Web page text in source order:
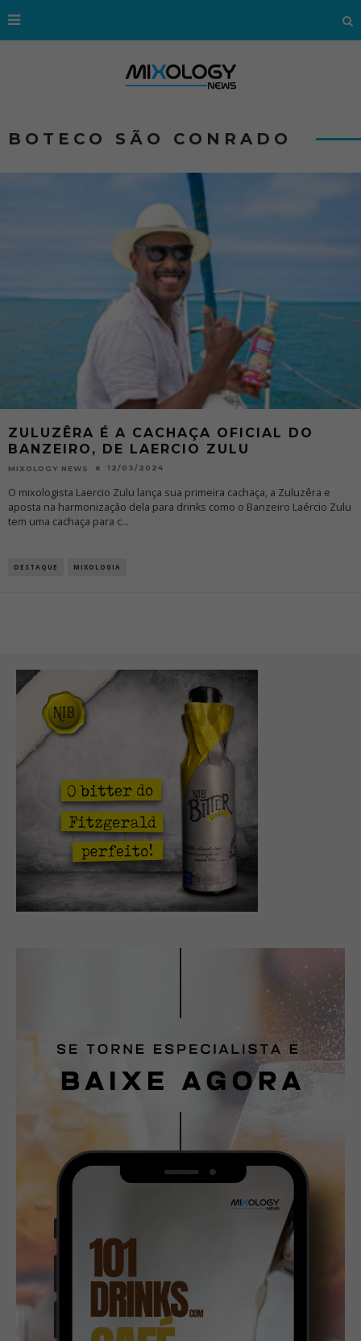
BOTECO SÃO CONRADO
ZULUZÊRA É A CACHAÇA OFICIAL DO
BANZEIRO, DE LAERCIO ZULU
MIXOLOGY NEWS 12/03/2024
O mixologista Laercio Zulu lança sua primeira cachaça, a Zuluzêra e
aposta na harmonização dela para drinks como o Banzeiro Laércio Zulu
tem uma cachaça para c...
DESTAQUE MIXOLOGIA